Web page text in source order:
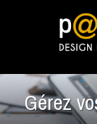
Gérez